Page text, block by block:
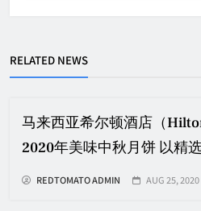
RELATED NEWS
马来西亚希尔顿酒店（
2020年美味中秋月饼 以精
REDTOMATO ADMIN AUG 25, 2020